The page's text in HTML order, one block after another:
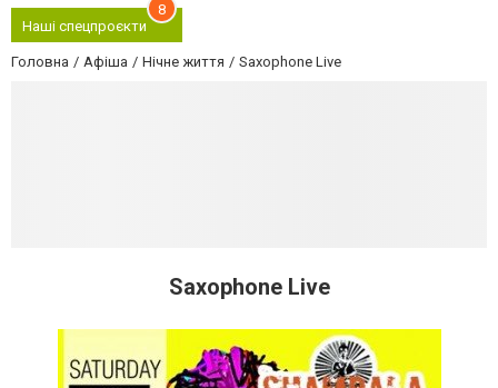
Наші спецпроєкти
8
Головна Афіша Нічне життя Saxophone Live
Saxophone Live